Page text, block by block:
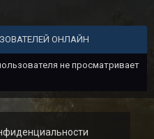
ОНЛАЙН
не просматривает